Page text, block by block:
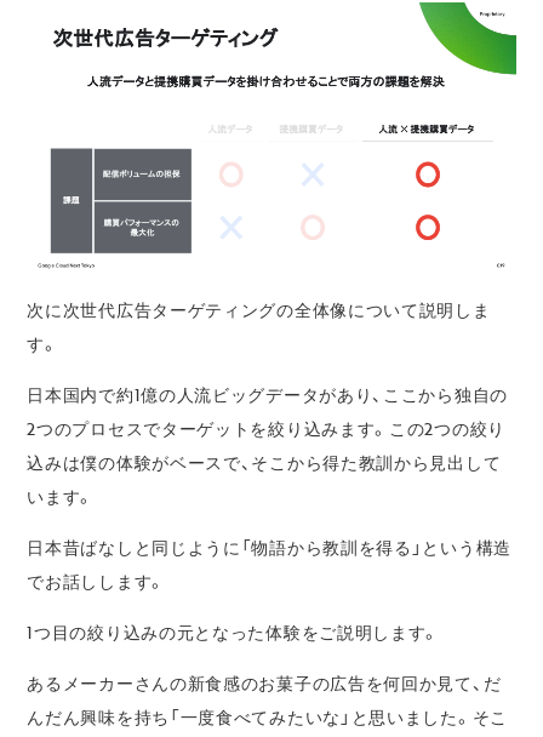
次に次世代広告ターゲティングの全体像について説明しま
す。
日本国内で約1億の人流ビッグデータがあり、ここから独自の
2つのプロセスでターゲットを絞り込みます。この2つの絞り
込みは僕の体験がベースで、そこから得た教訓から見出して
います。
日本昔ばなしと同じように「物語から教訓を得る」という構造
でお話しします。
1つ目の絞り込みの元となった体験をご説明します。
あるメーカーさんの新食感のお菓子の広告を何回か見て、だ
んだん興味を持ち「一度食べてみたいな」と思いました。そこ